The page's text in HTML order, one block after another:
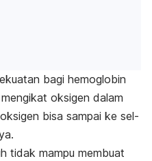
bagi hemoglobin
oksigen dalam
bisa sampai ke sel-
tidak mampu membuat